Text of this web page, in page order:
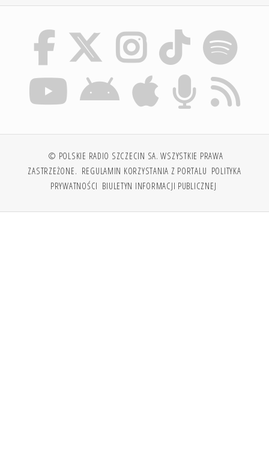
© POLSKIE RADIO SZCZECIN SA. WSZYSTKIE PRAWA
ZASTRZEŻONE. REGULAMIN KORZYSTANIA Z PORTALU POLITYKA
PRYWATNOŚCI BIULETYN INFORMACJI PUBLICZNEJ